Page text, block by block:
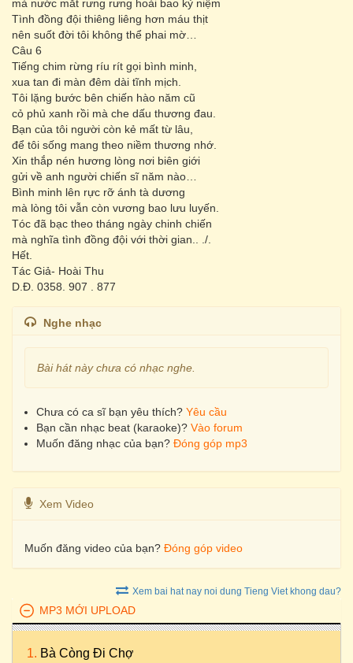
mà nước mắt rưng rưng hoài bao kỷ niệm
Tình đồng đội thiêng liêng hơn máu thịt
nên suốt đời tôi không thể phai mờ…
Câu 6
Tiếng chim rừng ríu rít gọi bình minh,
xua tan đi màn đêm dài tĩnh mịch.
Tôi lặng bước bên chiến hào năm cũ
cỏ phủ xanh rồi mà che dấu thương đau.
Bạn của tôi người còn kẻ mất từ lâu,
để tôi sống mang theo niềm thương nhớ.
Xin thắp nén hương lòng nơi biên giới
gửi về anh người chiến sĩ năm nào…
Bình minh lên rực rỡ ánh tà dương
mà lòng tôi vẫn còn vương bao lưu luyến.
Tóc đã bạc theo tháng ngày chinh chiến
mà nghĩa tình đồng đội với thời gian.. ./.
Hết.
Tác Giả- Hoài Thu
D.Đ. 0358. 907 . 877
Nghe nhạc
Bài hát này chưa có nhạc nghe.
Chưa có ca sĩ bạn yêu thích? Yêu cầu
Bạn cần nhạc beat (karaoke)? Vào forum
Muốn đăng nhạc của bạn? Đóng góp mp3
Xem Video
Muốn đăng video của bạn? Đóng góp video
Xem bai hat nay noi dung Tieng Viet khong dau?
MP3 MỚI UPLOAD
Bà Còng Đi Chợ